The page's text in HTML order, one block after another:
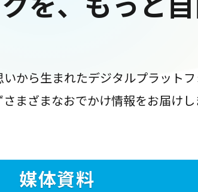
いから生まれたデジタルプラット
まざまなおでかけ情報をお届け
媒体資料